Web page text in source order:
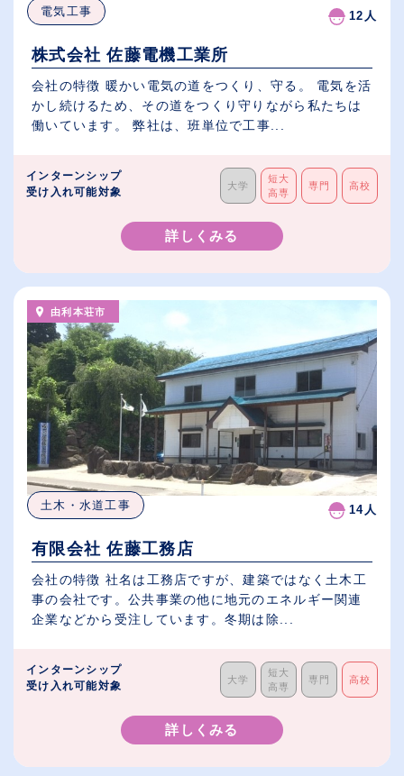
電気工事 12人
株式会社 佐藤電機工業所
会社の特徴 暖かい電気の道をつくり、守る。 電気を活
かし続けるため、その道をつくり守りながら私たちは
働いています。 弊社は、班単位で工事...
インターンシップ
受け入れ可能対象
大学
短大
高専
専門 高校
詳しくみる
由利本荘市
土木・水道工事 14人
有限会社 佐藤工務店
会社の特徴 社名は工務店ですが、建築ではなく土木工
事の会社です。公共事業の他に地元のエネルギー関連
企業などから受注しています。冬期は除...
インターンシップ
受け入れ可能対象
大学
短大
高専
専門 高校
詳しくみる